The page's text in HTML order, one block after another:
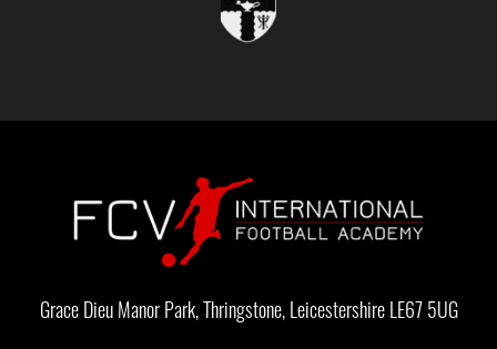
Grace Dieu Manor Park, Thringstone, Leicestershire LE67 5UG